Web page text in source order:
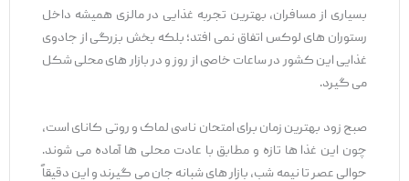
بسیاری از مسافران، بهترین تجربه غذایی در مالزی همیشه داخل
رستوران ‌های لوکس اتفاق نمی ‌افتد؛ بلکه بخش بزرگی از جادوی
غذایی این کشور در ساعات خاصی از روز و در بازار های محلی شکل
می ‌گیرد.
صبح زود بهترین زمان برای امتحان ناسی لماک و روتی کانای است،
چون این غذا ها تازه و مطابق با عادت محلی ‌ها آماده می‌ شوند.
حوالی عصر تا نیمه‌ شب، بازار های شبانه جان می ‌گیرند و این دقیقاً